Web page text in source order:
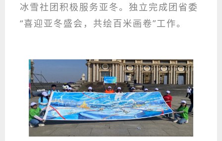
冰雪社团积极服务亚冬。独立完成团省委
“喜迎亚冬盛会，共绘百米画卷”工作。